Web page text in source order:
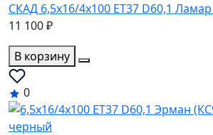
СКАД 6,5x16/4x100 ET37 D60,1
11 100 ₽
В корзину
0